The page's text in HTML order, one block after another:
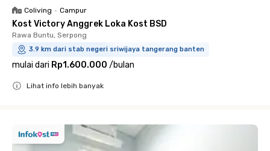
Coliving • Campur
Kost Victory Anggrek Loka Kost BSD
Rawa Buntu, Serpong
3.9 km dari stab negeri sriwijaya tangerang banten
mulai dari Rp1.600.000 /bulan
Lihat info lebih banyak